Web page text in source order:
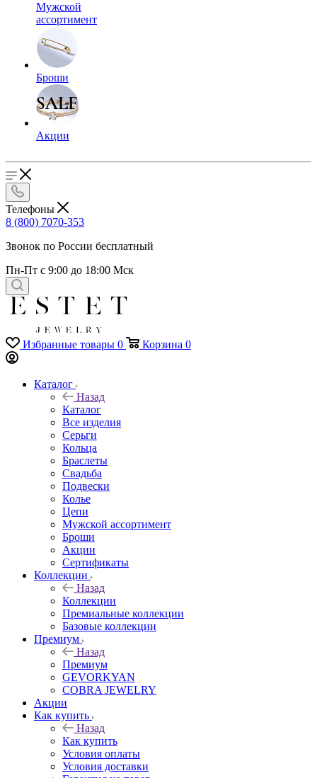
Мужской
ассортимент
Броши
Акции
Телефоны
8 (800) 7070-353
Звонок по России бесплатный
Пн-Пт с 9:00 до 18:00 Мск
Избранные товары 0 Корзина 0
Каталог
Назад
Каталог
Все изделия
Серьги
Кольца
Браслеты
Свадьба
Подвески
Колье
Цепи
Мужской ассортимент
Броши
Акции
Сертификаты
Коллекции
Назад
Коллекции
Премиальные коллекции
Базовые коллекции
Премиум
Назад
Премиум
GEVORKYAN
COBRA JEWELRY
Акции
Как купить
Назад
Как купить
Условия оплаты
Условия доставки